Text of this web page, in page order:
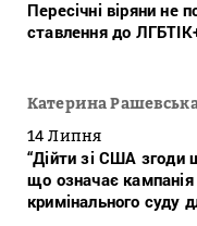
Пересічні віряни не
ставлення до
Катерина
14 Липня
“Дійти зі США згоди
що означає
кримінального суду